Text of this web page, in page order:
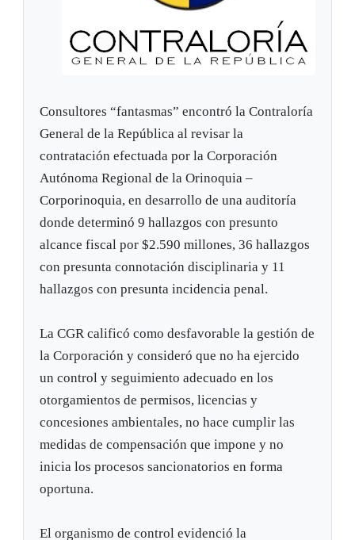
Consultores “fantasmas” encontró la Contraloría
General de la República al revisar la
contratación efectuada por la Corporación
Autónoma Regional de la Orinoquia –
Corporinoquia, en desarrollo de una auditoría
donde determinó 9 hallazgos con presunto
alcance fiscal por $2.590 millones, 36 hallazgos
con presunta connotación disciplinaria y 11
hallazgos con presunta incidencia penal.
La CGR calificó como desfavorable la gestión de
la Corporación y consideró que no ha ejercido
un control y seguimiento adecuado en los
otorgamientos de permisos, licencias y
concesiones ambientales, no hace cumplir las
medidas de compensación que impone y no
inicia los procesos sancionatorios en forma
oportuna.
El organismo de control evidenció la